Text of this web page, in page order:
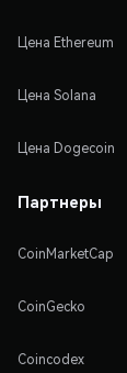
Цена Ethereum
Цена Solana
Цена Dogecoin
Партнеры
CoinMarketCap
CoinGecko
Coincodex